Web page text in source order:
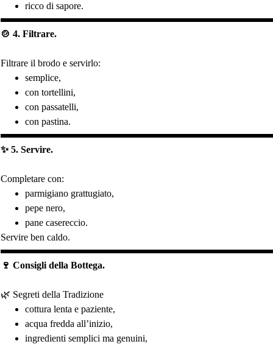
ricco di sapore.
🍲 4. Filtrare.
Filtrare il brodo e servirlo:
semplice,
con tortellini,
con passatelli,
con pastina.
✨ 5. Servire.
Completare con:
parmigiano grattugiato,
pepe nero,
pane casereccio.
Servire ben caldo.
🍷 Consigli della Bottega.
🌿 Segreti della Tradizione
cottura lenta e paziente,
acqua fredda all’inizio,
ingredienti semplici ma genuini,